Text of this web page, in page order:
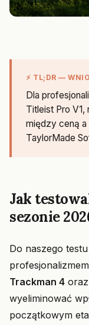
⚡ TL;DR —
Dla
Titleist Pro V1,
między ceną a
TaylorMade
Jak
sezonie
Do naszego
Trackman 4
wyeliminować
początkowym